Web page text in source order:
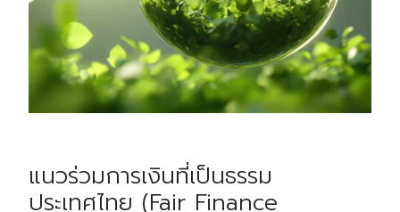
แนวร่วมการเงินที่เป็นธรรม
ประเทศไทย (Fair Finance